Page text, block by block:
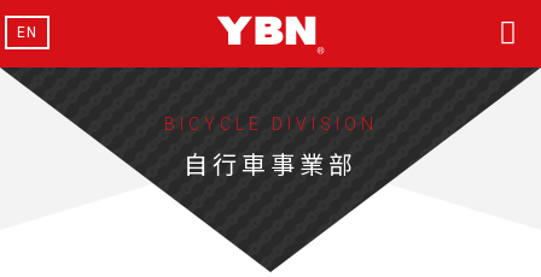
EN
BICYCLE DIVISION
自行車事業部